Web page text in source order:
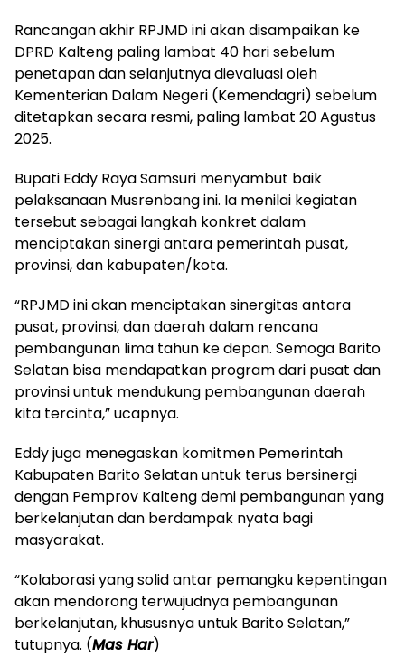
Rancangan akhir RPJMD ini akan disampaikan ke
DPRD Kalteng paling lambat 40 hari sebelum
penetapan dan selanjutnya dievaluasi oleh
Kementerian Dalam Negeri (Kemendagri) sebelum
ditetapkan secara resmi, paling lambat 20 Agustus
2025.
Bupati Eddy Raya Samsuri menyambut baik
pelaksanaan Musrenbang ini. Ia menilai kegiatan
tersebut sebagai langkah konkret dalam
menciptakan sinergi antara pemerintah pusat,
provinsi, dan kabupaten/kota.
“RPJMD ini akan menciptakan sinergitas antara
pusat, provinsi, dan daerah dalam rencana
pembangunan lima tahun ke depan. Semoga Barito
Selatan bisa mendapatkan program dari pusat dan
provinsi untuk mendukung pembangunan daerah
kita tercinta,” ucapnya.
Eddy juga menegaskan komitmen Pemerintah
Kabupaten Barito Selatan untuk terus bersinergi
dengan Pemprov Kalteng demi pembangunan yang
berkelanjutan dan berdampak nyata bagi
masyarakat.
“Kolaborasi yang solid antar pemangku kepentingan
akan mendorong terwujudnya pembangunan
berkelanjutan, khususnya untuk Barito Selatan,”
tutupnya. (Mas Har)